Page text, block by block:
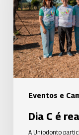
Eventos e
em
Piracicaba
Dia C é
A Uniodonto